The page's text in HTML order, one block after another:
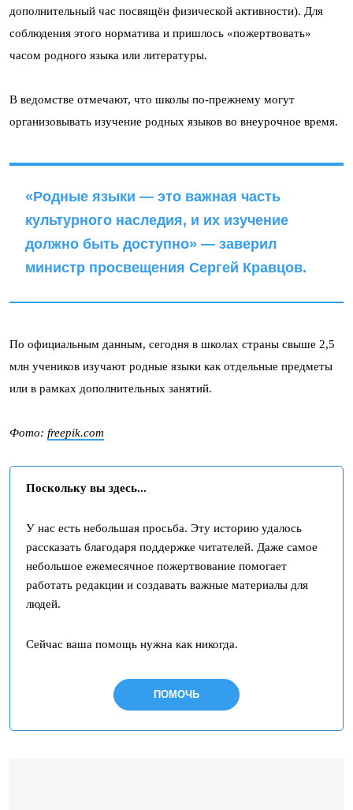
дополнительный час посвящён физической активности). Для
соблюдения этого норматива и пришлось «пожертвовать»
часом родного языка или литературы.
В ведомстве отмечают, что школы по-прежнему могут
организовывать изучение родных языков во внеурочное время.
«Родные языки — это важная часть
культурного наследия, и их изучение
должно быть доступно» — заверил
министр просвещения Сергей Кравцов.
По официальным данным, сегодня в школах страны свыше 2,5
млн учеников изучают родные языки как отдельные предметы
или в рамках дополнительных занятий.
Фото: freepik.com
Поскольку вы здесь...
У нас есть небольшая просьба. Эту историю удалось
рассказать благодаря поддержке читателей. Даже самое
небольшое ежемесячное пожертвование помогает
работать редакции и создавать важные материалы для
людей.
Сейчас ваша помощь нужна как никогда.
ПОМОЧЬ